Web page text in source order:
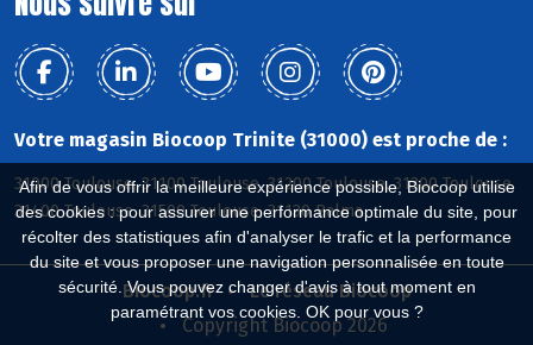
Afin de vous offrir la meilleure expérience possible, Biocoop utilise
des cookies : pour assurer une performance optimale du site, pour
récolter des statistiques afin d'analyser le trafic et la performance
du site et vous proposer une navigation personnalisée en toute
sécurité. Vous pouvez changer d'avis à tout moment en
paramétrant vos cookies. OK pour vous ?
Votre magasin Biocoop Trinite (31000) est proche de :
31000 Toulouse, 31100 Toulouse, 31200 Toulouse, 31300 Toulouse,
31400 Toulouse, 31500 Toulouse, 31130 Balma
Biocoop.fr
Le réseau Biocoop
Copyright Biocoop 2026